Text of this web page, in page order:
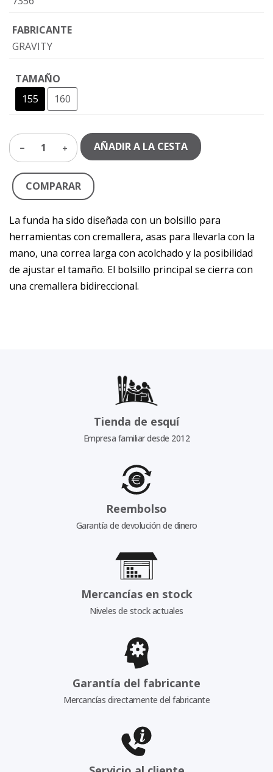
FABRICANTE
GRAVITY
TAMAÑO
155
160
1 AÑADIR A LA CESTA
COMPARAR
La funda ha sido diseñada con un bolsillo para
herramientas con cremallera, asas para llevarla con la
mano, una correa larga con acolchado y la posibilidad
de ajustar el tamaño. El bolsillo principal se cierra con
una cremallera bidireccional.
Tienda de esquí
Empresa familiar desde 2012
Reembolso
Garantía de devolución de dinero
Mercancías en stock
Niveles de stock actuales
Garantía del fabricante
Mercancías directamente del fabricante